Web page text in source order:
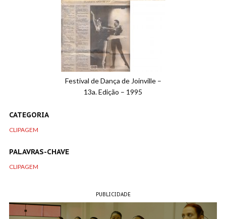
Festival de Dança de Joinville –
13a. Edição – 1995
CATEGORIA
CLIPAGEM
PALAVRAS-CHAVE
CLIPAGEM
PUBLICIDADE